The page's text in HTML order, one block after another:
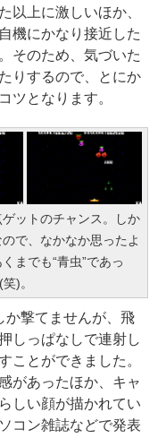
以上に激しいほか、
機にかなり接近した
そのため、気づいた
りするので、とにか
ツとなります。
ットのチャンス。しか
で、なかなか思ったよ
までも“青虫”であっ
)。
撃てませんが、飛
しっぱなしで連射し
ことができました。
があったほか、キャ
しい顔が描かれてい
コン雑誌などで発表